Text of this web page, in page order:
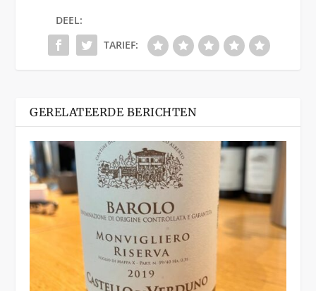
DEEL:
TARIEF:
GERELATEERDE BERICHTEN